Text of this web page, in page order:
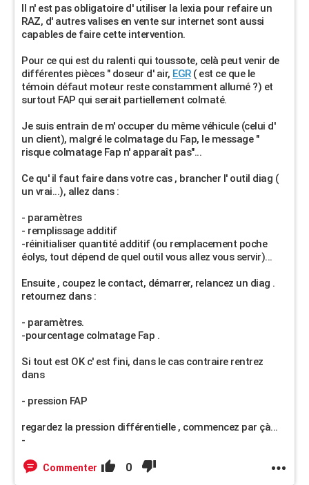
Il n' est pas obligatoire d' utiliser la lexia pour refaire un
RAZ, d' autres valises en vente sur internet sont aussi
capables de faire cette intervention.
Pour ce qui est du ralenti qui toussote, celà peut venir de
différentes pièces " doseur d' air, EGR( est ce que le
témoin défaut moteur reste constamment allumé ?) et
surtout FAP qui serait partiellement colmaté.
Je suis entrain de m' occuper du même véhicule (celui d'
un client), malgré le colmatage du Fap, le message "
risque colmatage Fap n' apparaît pas"...
Ce qu' il faut faire dans votre cas , brancher l' outil diag (
un vrai...), allez dans :
- paramètres
- remplissage additif
-réinitialiser quantité additif (ou remplacement poche
éolys, tout dépend de quel outil vous allez vous servir)...
Ensuite , coupez le contact, démarrer, relancez un diag .
retournez dans :
- paramètres.
-pourcentage colmatage Fap .
Si tout est OK c' est fini, dans le cas contraire rentrez
dans
- pression FAP
regardez la pression différentielle , commencez par çà...
-
Commenter 0